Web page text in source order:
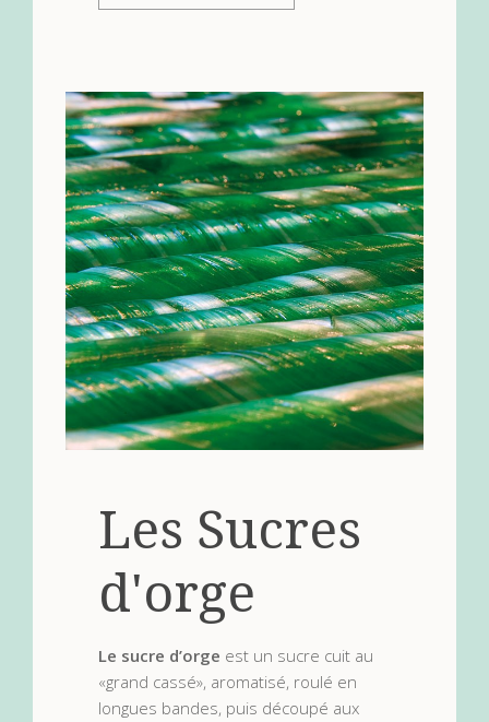
Les Sucres
d'orge
Le sucre d’orge est un sucre cuit au
«grand cassé», aromatisé, roulé en
longues bandes, puis découpé aux